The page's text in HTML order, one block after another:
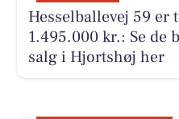
Hesselballevej 59 er
1.495.000 kr.: Se
salg i Hjortshøj her